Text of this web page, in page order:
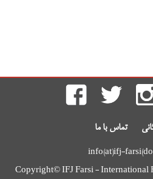
تماس با ما
info(at)ifj-
Copyright© IFJ Farsi - International